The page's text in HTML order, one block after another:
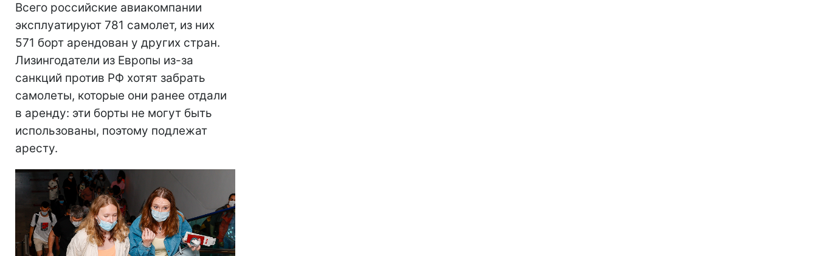
Всего российские авиакомпании
эксплуатируют 781 самолет, из них
571 борт арендован у других стран.
Лизингодатели из Европы из-за
санкций против РФ хотят забрать
самолеты, которые они ранее отдали
в аренду: эти борты не могут быть
использованы, поэтому подлежат
аресту.